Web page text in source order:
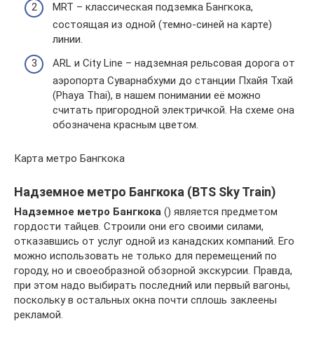
MRT – классическая подземка Бангкока,
состоящая из одной (темно-синей на карте)
линии.
ARL и City Line – надземная рельсовая дорога от
аэропорта Суварнабхуми до станции Пхайя Тхай
(Phaya Thai), в нашем понимании её можно
считать пригородной электричкой. На схеме она
обозначена красным цветом.
Карта метро Бангкока
Надземное метро Бангкока (BTS Sky Train)
Надземное метро Бангкока () является предметом
гордости тайцев. Строили они его своими силами,
отказавшись от услуг одной из канадских компаний. Его
можно использовать не только для перемещений по
городу, но и своеобразной обзорной экскурсии. Правда,
при этом надо выбирать последний или первый вагоны,
поскольку в остальных окна почти сплошь заклеены
рекламой.